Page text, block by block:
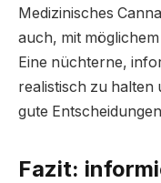
Medizinisches
auch, mit
Eine nüchterne,
realistisch zu halten
gute
Fazit: